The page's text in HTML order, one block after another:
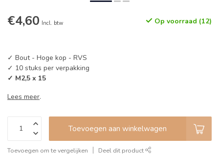
€4,60 Incl. btw Op voorraad (12)
✓ Bout - Hoge kop - RVS
✓ 10 stuks per verpakking
✓ M2,5 x 15
Lees meer.
Toevoegen aan winkelwagen
Toevoegen om te vergelijken Deel dit product